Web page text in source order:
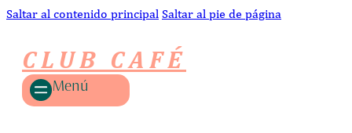
Saltar al contenido principal Saltar al pie de página
CLUB CAFÉ
Menú